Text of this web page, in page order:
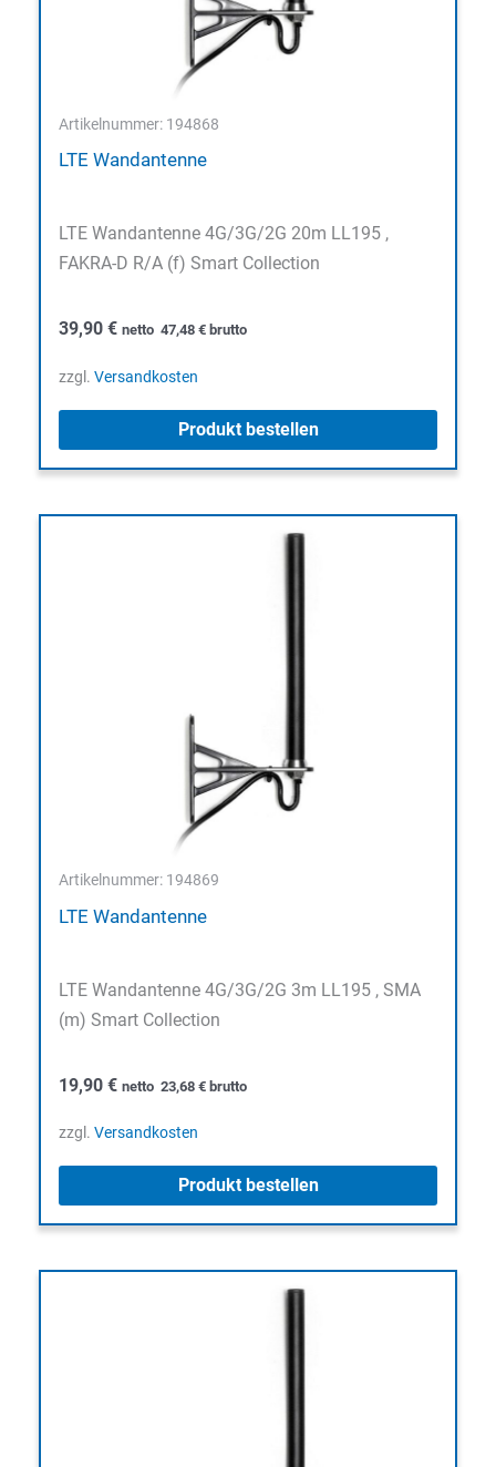
Artikelnummer: 194868
LTE Wandantenne
LTE Wandantenne 4G/3G/2G 20m LL195 ,
FAKRA-D R/A (f) Smart Collection
39,90 € netto 47,48 € brutto
zzgl. Versandkosten
Produkt bestellen
Artikelnummer: 194869
LTE Wandantenne
LTE Wandantenne 4G/3G/2G 3m LL195 , SMA
(m) Smart Collection
19,90 € netto 23,68 € brutto
zzgl. Versandkosten
Produkt bestellen